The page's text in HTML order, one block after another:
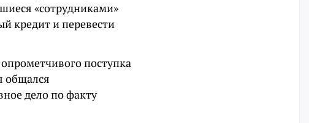
«сотрудниками»
кредит и перевести
поступка
общался
дело по факту